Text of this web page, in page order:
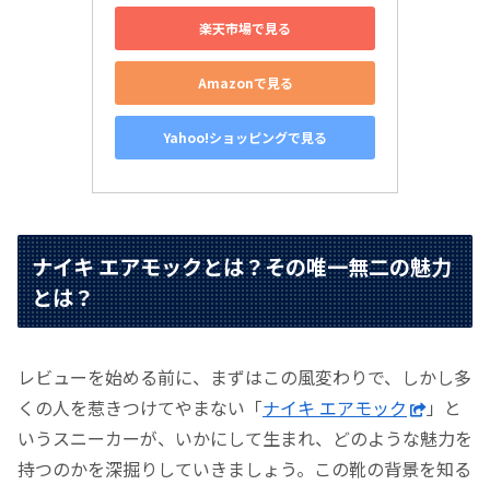
楽天市場で見る
Amazonで見る
Yahoo!ショッピングで見る
ナイキ エアモックとは？その唯一無二の魅力
とは？
レビューを始める前に、まずはこの風変わりで、しかし多
くの人を惹きつけてやまない「ナイキ エアモック
」と
いうスニーカーが、いかにして生まれ、どのような魅力を
持つのかを深掘りしていきましょう。この靴の背景を知る